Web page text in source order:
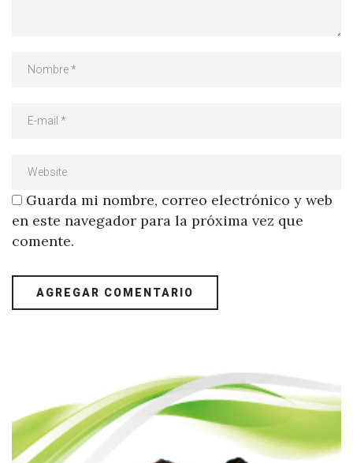
Guarda mi nombre, correo electrónico y web
en este navegador para la próxima vez que
comente.